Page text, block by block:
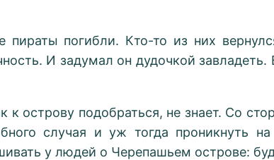
пираты погибли. Кто-то из них
И задумал он дудочкой
к острову подобраться, не знает. Со
случая и уж тогда проникнуть
у людей о Черепашьем острове: